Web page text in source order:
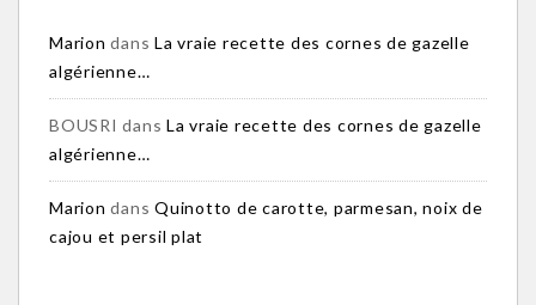
Marion dans La vraie recette des cornes de gazelle
algérienne…
BOUSRI dans La vraie recette des cornes de gazelle
algérienne…
Marion dans Quinotto de carotte, parmesan, noix de
cajou et persil plat